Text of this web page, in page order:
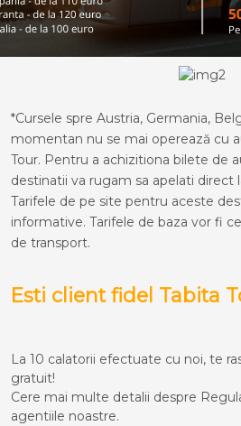
*Cursele spre Austria, Germania,
momentan nu se mai operează cu
Tour. Pentru a achizitiona bilete de
destinatii va rugam sa apelati direct
Tarifele de pe site pentru aceste
informative. Tarifele de baza vor fi
de transport.
Esti client fidel Tabita
La 10 calatorii efectuate cu noi, te
gratuit!
Cere mai multe detalii despre
agentiile noastre.